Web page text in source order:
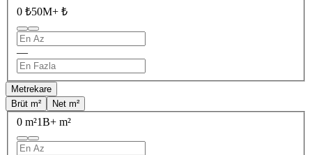
0 ₺50M+ ₺
—
Metrekare
Brüt m²
Net m²
0 m²1B+ m²